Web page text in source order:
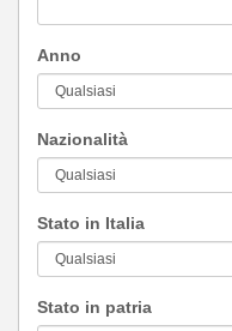
Anno
Nazionalità
Stato in Italia
Stato in patria